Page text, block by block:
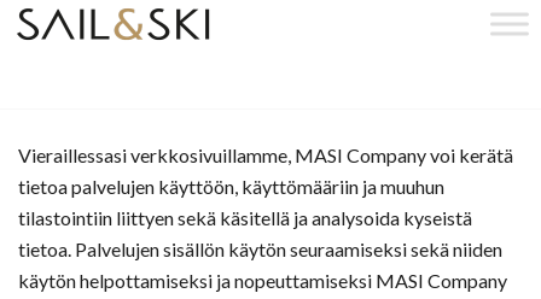
Vieraillessasi verkkosivuillamme, MASI Company voi kerätä
tietoa palvelujen käyttöön, käyttömääriin ja muuhun
tilastointiin liittyen sekä käsitellä ja analysoida kyseistä
tietoa. Palvelujen sisällön käytön seuraamiseksi sekä niiden
käytön helpottamiseksi ja nopeuttamiseksi MASI Company